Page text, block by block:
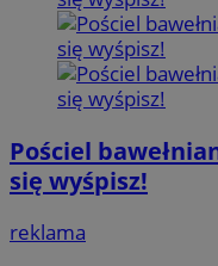
Pościel
się wyśpisz!
reklama